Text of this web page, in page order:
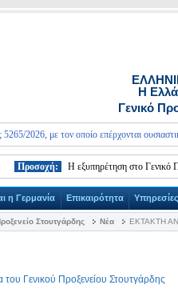
Η
Γενικό
με τον οποίο επέρχονται ουσιαστικές
Η εξυπηρέτηση στο Γενικό
η Γερμανία Επικαιρότητα Υπηρεσίες
Στουτγάρδης Νέα ΕΚΤΑΚΤΗ
του Γενικού Προξενείου Στουτγάρδης